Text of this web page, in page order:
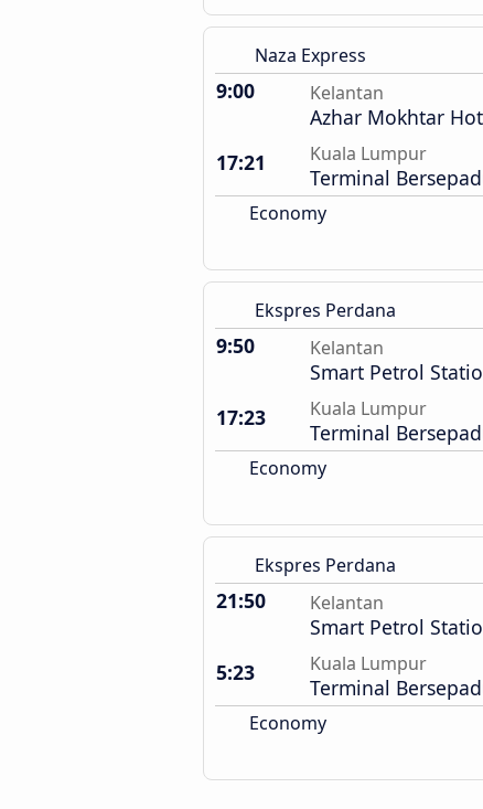
Naza Express
9:00 Kelantan
Azhar Mokhtar
17:21
Kuala Lumpur
Terminal
Economy
Ekspres Perdana
9:50 Kelantan
Smart Petrol
17:23
Kuala Lumpur
Terminal
Economy
Ekspres Perdana
21:50 Kelantan
Smart Petrol
5:23
Kuala Lumpur
Terminal
Economy